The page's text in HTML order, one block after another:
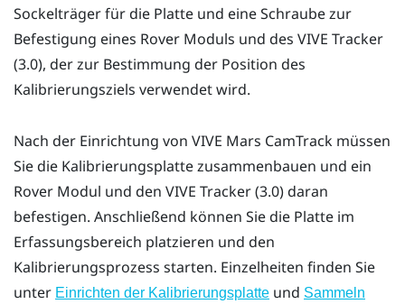
Sockelträger für die Platte und eine Schraube zur
Befestigung eines Rover Moduls und des VIVE Tracker
(3.0), der zur Bestimmung der Position des
Kalibrierungsziels verwendet wird.
Nach der Einrichtung von VIVE Mars CamTrack müssen
Sie die Kalibrierungsplatte zusammenbauen und ein
Rover Modul und den VIVE Tracker (3.0)daran
befestigen. Anschließend können Sie die Platte im
Erfassungsbereich platzieren und den
Kalibrierungsprozess starten. Einzelheiten finden Sie
unter Einrichten der Kalibrierungsplatte und Sammeln